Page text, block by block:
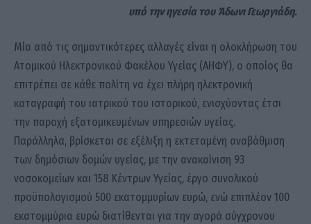
υπό την ηγεσία του Άδωνι Γεωργιάδη.
Μία από τις σημαντικότερες αλλαγές είναι η ολοκλήρωση του
Ατομικού Ηλεκτρονικού Φακέλου Υγείας (ΑΗΦΥ), ο οποίος θα
επιτρέπει σε κάθε πολίτη να έχει πλήρη ηλεκτρονική
καταγραφή του ιατρικού του ιστορικού, ενισχύοντας έτσι
την παροχή εξατομικευμένων υπηρεσιών υγείας.
Παράλληλα, βρίσκεται σε εξέλιξη η εκτεταμένη αναβάθμιση
των δημόσιων δομών υγείας, με την ανακαίνιση 93
νοσοκομείων και 158 Κέντρων Υγείας, έργο συνολικού
προϋπολογισμού 500 εκατομμυρίων ευρώ, ενώ επιπλέον 100
εκατομμύρια ευρώ διατίθενται για την αγορά σύγχρονου